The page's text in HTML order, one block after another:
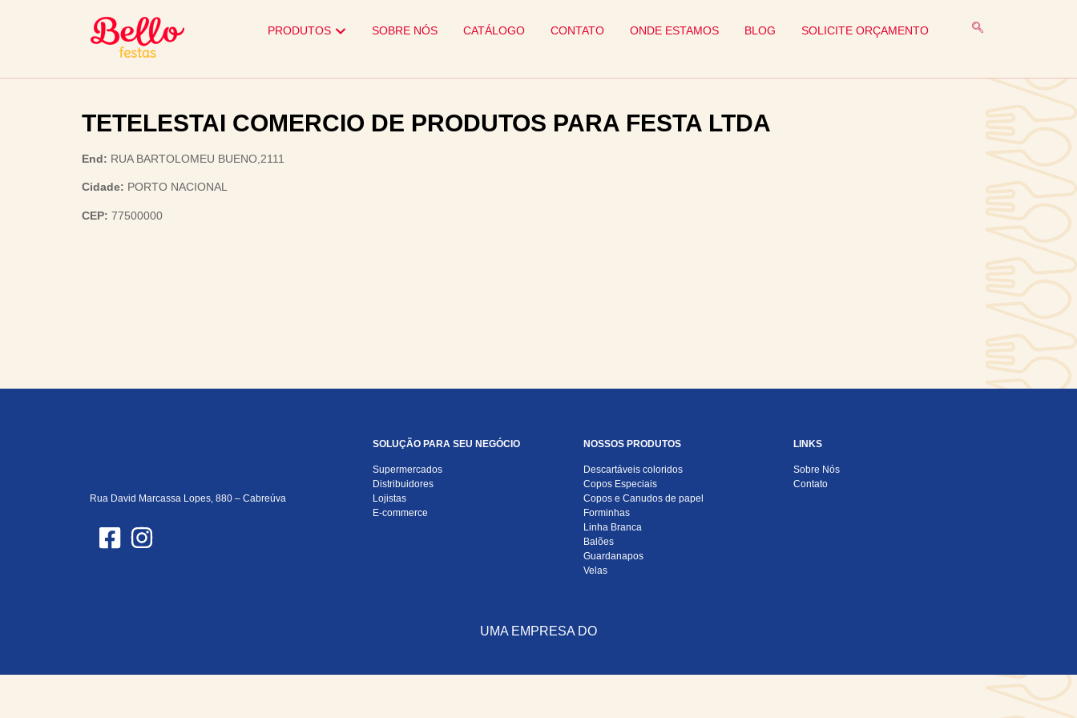
PRODUTOS SOBRE NÓS CATÁLOGO CONTATO ONDE ESTAMOS BLOG SOLICITE ORÇAMENTO
TETELESTAI COMERCIO DE PRODUTOS PARA FESTA LTDA
End: RUA BARTOLOMEU BUENO,2111
Cidade: PORTO NACIONAL
CEP: 77500000
Rua David Marcassa Lopes, 880 – Cabreúva
SOLUÇÃO PARA SEU NEGÓCIO
Supermercados
Distribuidores
Lojistas
E-commerce
NOSSOS PRODUTOS
Descartáveis coloridos
Copos Especiais
Copos e Canudos de papel
Forminhas
Linha Branca
Balões
Guardanapos
Velas
LINKS
Sobre Nós
Contato
UMA EMPRESA DO